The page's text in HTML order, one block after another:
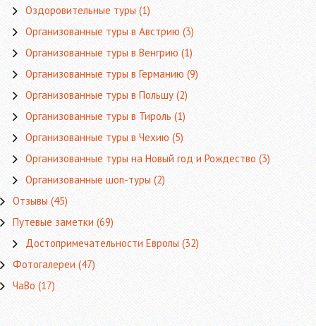
Оздоровительные туры(1)
Организованные туры в Австрию(3)
Организованные туры в Венгрию(1)
Организованные туры в Германию(9)
Организованные туры в Польшу(2)
Организованные туры в Тироль(1)
Организованные туры в Чехию(5)
Организованные туры на Новый год и Рождество(3)
Организованные шоп-туры(2)
Отзывы(45)
Путевые заметки(69)
Достопримечательности Европы(32)
Фотогалереи(47)
ЧаВо(17)